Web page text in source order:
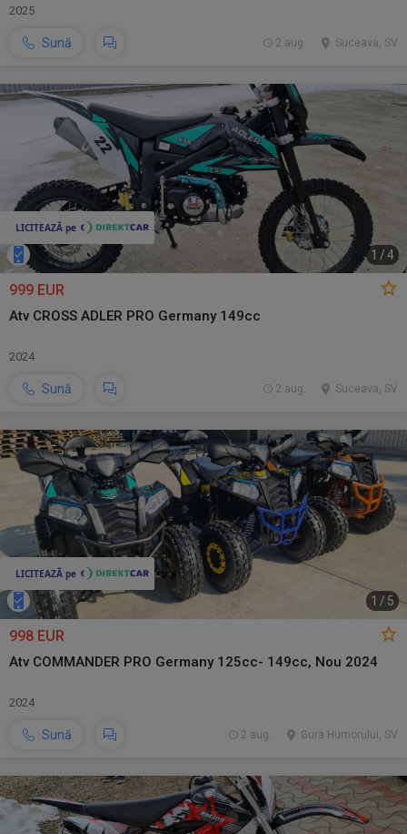
2025
Sună Suceava, SV
2 aug.
1 /4
999 EUR
Atv CROSS ADLER PRO Germany 149cc
2024
Sună Suceava, SV
2 aug.
1 / 5
998 EUR
Atv COMMANDER PRO Germany 125cc- 149cc, Nou 2024
2024
Sună Gura Humorului, SV
2 aug.